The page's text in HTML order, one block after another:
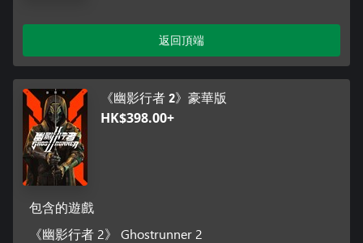
返回頂端
《幽影行者 2》豪華版
HK$398.00+
包含的遊戲
《幽影行者 2》 Ghostrunner 2